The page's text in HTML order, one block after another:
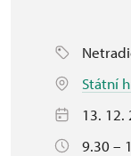
Státní
13. 12.
9.30 –